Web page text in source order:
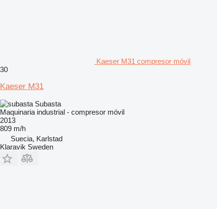
Kaeser M31 compresor móvil
30
Kaeser M31
Subasta
Maquinaria industrial - compresor móvil
2013
809 m/h
Suecia, Karlstad
Klaravik Sweden